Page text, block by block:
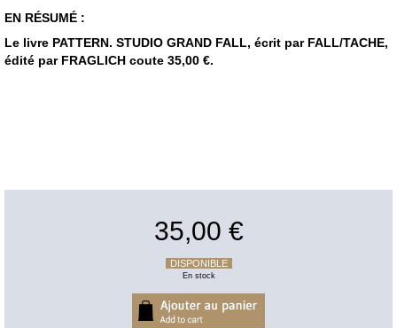
EN RÉSUMÉ :
Le livre PATTERN. STUDIO GRAND FALL, écrit par FALL/TACHE,
édité par FRAGLICH coute 35,00 €.
35,00 €
DISPONIBLE
En stock